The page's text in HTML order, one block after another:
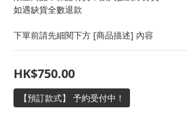
如遇缺貨全數退款
下單前請先細閱下方 [商品描述] 內容
HK$750.00
【預訂款式】 予約受付中！